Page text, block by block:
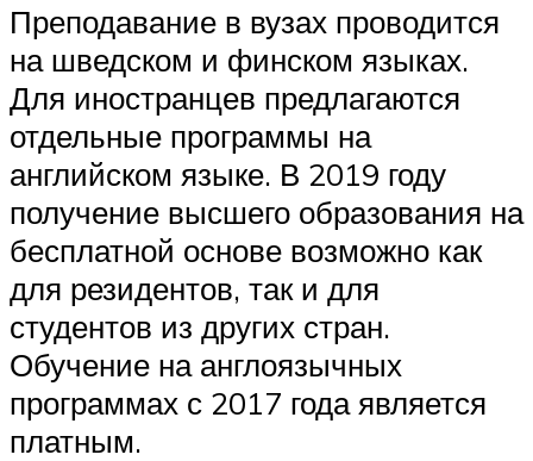
Преподавание в вузах проводится
на шведском и финском языках.
Для иностранцев предлагаются
отдельные программы на
английском языке. В 2019 году
получение высшего образования на
бесплатной основе возможно как
для резидентов, так и для
студентов из других стран.
Обучение на англоязычных
программах с 2017 года является
платным.